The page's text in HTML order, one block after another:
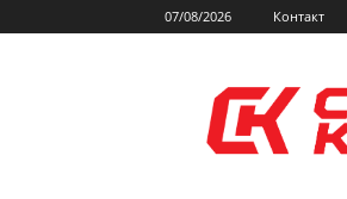
07/08/2026 Контакт